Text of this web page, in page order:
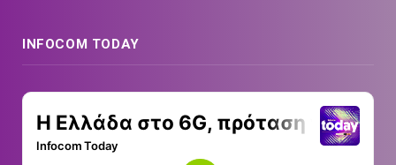
INFOCOM TODAY